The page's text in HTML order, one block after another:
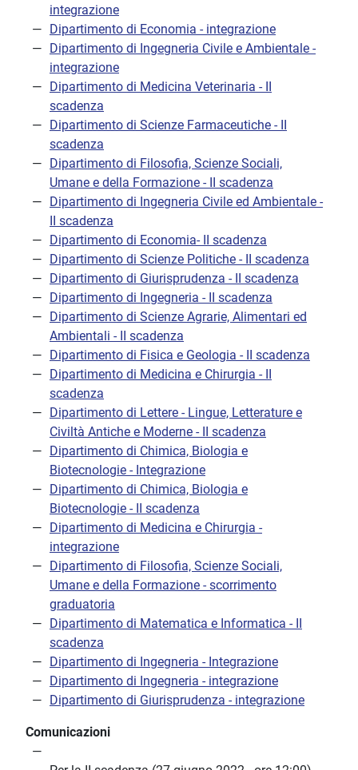
integrazione
Dipartimento di Economia - integrazione
Dipartimento di Ingegneria Civile e Ambientale -
integrazione
Dipartimento di Medicina Veterinaria - II
scadenza
Dipartimento di Scienze Farmaceutiche - II
scadenza
Dipartimento di Filosofia, Scienze Sociali,
Umane e della Formazione - II scadenza
Dipartimento di Ingegneria Civile ed Ambientale -
II scadenza
Dipartimento di Economia- II scadenza
Dipartimento di Scienze Politiche - II scadenza
Dipartimento di Giurisprudenza - II scadenza
Dipartimento di Ingegneria - II scadenza
Dipartimento di Scienze Agrarie, Alimentari ed
Ambientali - II scadenza
Dipartimento di Fisica e Geologia - II scadenza
Dipartimento di Medicina e Chirurgia - II
scadenza
Dipartimento di Lettere - Lingue, Letterature e
Civiltà Antiche e Moderne - II scadenza
Dipartimento di Chimica, Biologia e
Biotecnologie - Integrazione
Dipartimento di Chimica, Biologia e
Biotecnologie - II scadenza
Dipartimento di Medicina e Chirurgia -
integrazione
Dipartimento di Filosofia, Scienze Sociali,
Umane e della Formazione - scorrimento
graduatoria
Dipartimento di Matematica e Informatica - II
scadenza
Dipartimento di Ingegneria - Integrazione
Dipartimento di Ingegneria - integrazione
Dipartimento di Giurisprudenza - integrazione
Comunicazioni